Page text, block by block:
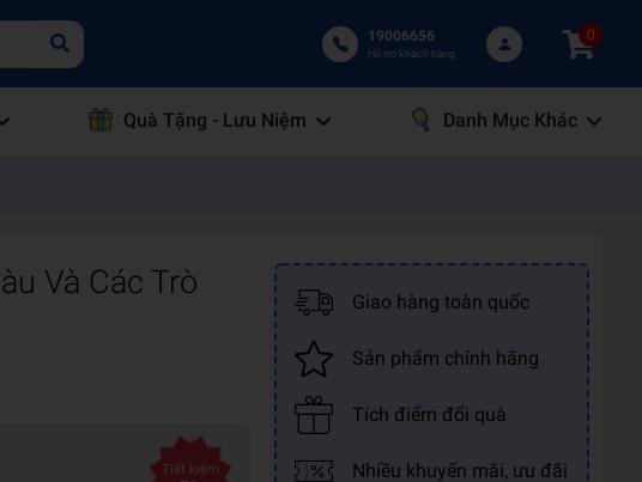
19006656
Hỗ trợ khách hàng
0
Quà Tặng - Lưu Niệm Danh Mục Khác
Và Các Trò
Tiết kiệm
Giao hàng toàn quốc
Sản phẩm chính hãng
Tích điểm đổi quà
Nhiều khuyến mãi, ưu đãi